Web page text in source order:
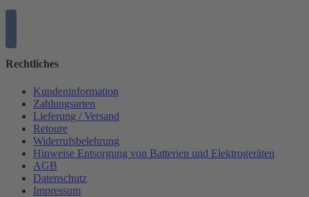
Rechtliches
Kundeninformation
Zahlungsarten
Lieferung / Versand
Retoure
Widerrufsbelehrung
Hinweise Entsorgung von Batterien und Elektrogeräten
AGB
Datenschutz
Impressum